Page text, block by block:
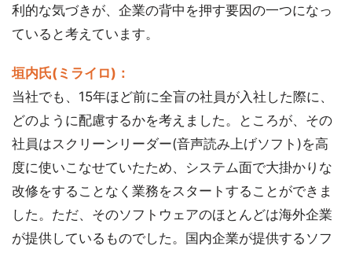
利的な気づきが、企業の背中を押す要因の一つになっ
ていると考えています。
垣内氏(ミライロ)：
当社でも、15年ほど前に全盲の社員が入社した際に、
どのように配慮するかを考えました。ところが、その
社員はスクリーンリーダー(音声読み上げソフト)を高
度に使いこなせていたため、システム面で大掛かりな
改修をすることなく業務をスタートすることができま
した。ただ、そのソフトウェアのほとんどは海外企業
が提供しているものでした。国内企業が提供するソフ